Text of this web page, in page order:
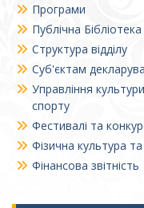
Програми
Публічна Бібліотека
Структура відділу
Суб'єктам
Управління
спорту
Фестивалі та
Фізична культура
Фінансова звітність